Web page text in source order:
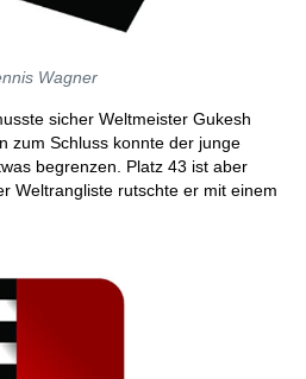
Wagner
sicher Weltmeister Gukesh
zum Schluss konnte der junge
begrenzen. Platz 43 ist aber
Weltrangliste rutschte er mit einem